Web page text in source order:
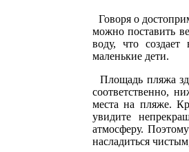
Говоря о
можно поставить
воду, что
маленькие дети.
Площадь пляжа
соответственно,
места на пляже.
увидите
атмосферу.
насладиться